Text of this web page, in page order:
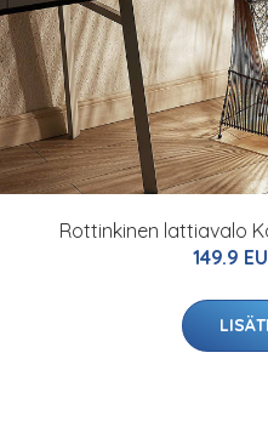
Rottinkinen lattiavalo
149.9